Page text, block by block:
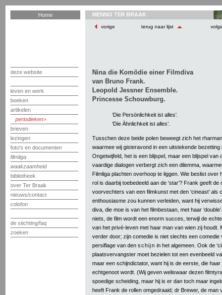
Home
deze website
leven en werk
boeken
artikelen
periodieken
brieven
lezingen
foto's en documenten
filmliga
waakzaamheid
bibliotheek
over Ter Braak
nieuws/contact
colofon
de stichting/faq
zoeken
MENNO TER BRAAK
vorige terug naar lijst
Nina die Komödie einer Filmdiva
van Bruno Frank.
Leopold Jessner Ensemble.
Princesse Schouwburg.
‘Die Persönlichkeit ist alles’.
‘Die Ähnlichkeit ist alles’.
Tusschen deze beide polen beweegt zich het
waarmee wij gisteravond in een uitstekende
Ongetwijfeld, het is een blijspel, maar een blijspel van
vaardige dialogen verbergt zich een dilemma,
Filmliga plachten overhoop te liggen. Wie beslist over
rol is daarbij toebedeeld aan de ‘star’? Frank geeft de
voorvechters van een filmkunst met den ‘cineast’ als
enthousiasme zou kunnen verleiden, want hij
diva, die moe is van het filmbestaan, met haar
niets, de film wordt een enorm succes, terwijl de
van het privé-leven met haar man van wien zij houdt.
verder door; zijn comedie is niet slechts een comedie
persiflage van den schijn in het algemeen. Ook de
plaatsvervangster moet bezielen tot een evenbeeld
maar een schijndictator, want hij is de eerste, die
echtgenoot wordt. (Wij geven weliswaar dezen
spoedige scheiding, maar hij is er dan toch maar
heeft Frank de rollen omgedraaid; dr Brewer, de man